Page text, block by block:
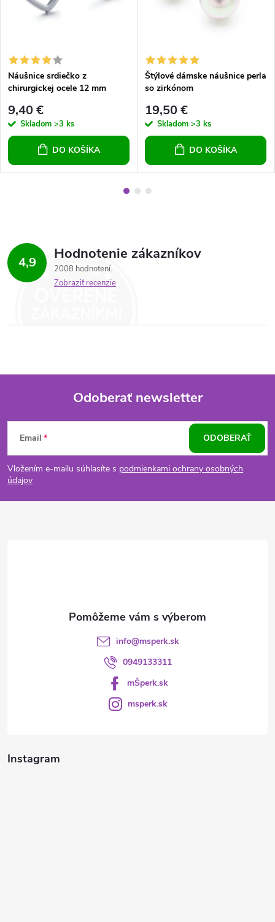
Náušnice srdiečko z
chirurgickej ocele 12 mm
9,40 €
Skladom >3 ks
DO KOŠÍKA
Štýlové dámske náušnice perla
so zirkónom
19,50 €
Skladom >3 ks
DO KOŠÍKA
4,9 Hodnotenie zákazníkov
2008 hodnotení
Zobraziť recenzie
Z
á
p
Odoberať newsletter
Email
Vložením e-mailu súhlasíte s podmienkami ochrany osobných
údajov
ODOBERAŤ
Instagram
info@msperk.sk
0949133311
mŠperk.sk
msperk.sk